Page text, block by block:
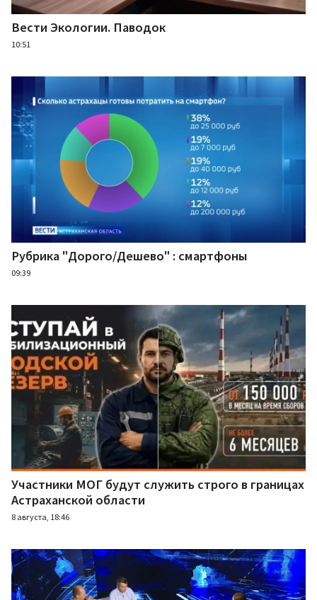
Вести Экологии. Паводок
10:51
Рубрика "Дорого/Дешево" : смартфоны
09:39
Участники МОГ будут служить строго в границах
Астраханской области
8 августа, 18:46